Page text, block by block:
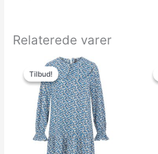
Relaterede varer
Tilbud!
Tilbud!
Den
oprindelige
pris
var:
299.95kr..
Den
aktuelle
pris
er:
75.00kr..